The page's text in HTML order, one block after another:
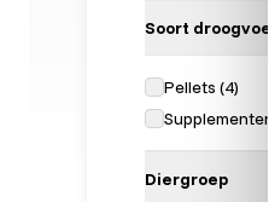
Soort droogvoer
Pellets (4)
Supplementen
Diergroep